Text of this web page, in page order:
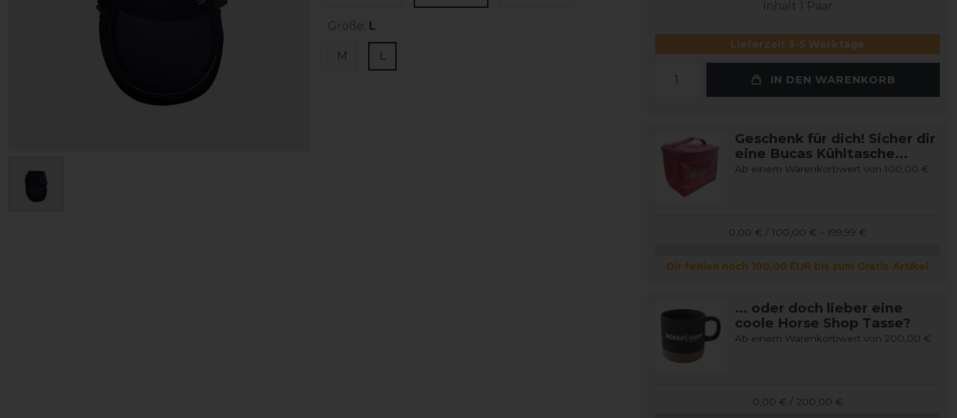
Größe: L
M L
Inhalt 1 Paar
Lieferzeit 3-5 Werktage
IN DEN WARENKORB
Geschenk für dich! Sicher dir
eine Bucas Kühltasche...
Ab einem Warenkorbwert von 100,00 €
0,00 € / 100,00 € – 199,99 €
Dir fehlen noch 100,00 EUR bis zum Gratis-Artikel
... oder doch lieber eine
coole Horse Shop Tasse?
Ab einem Warenkorbwert von 200,00 €
0,00 € / 200,00 €